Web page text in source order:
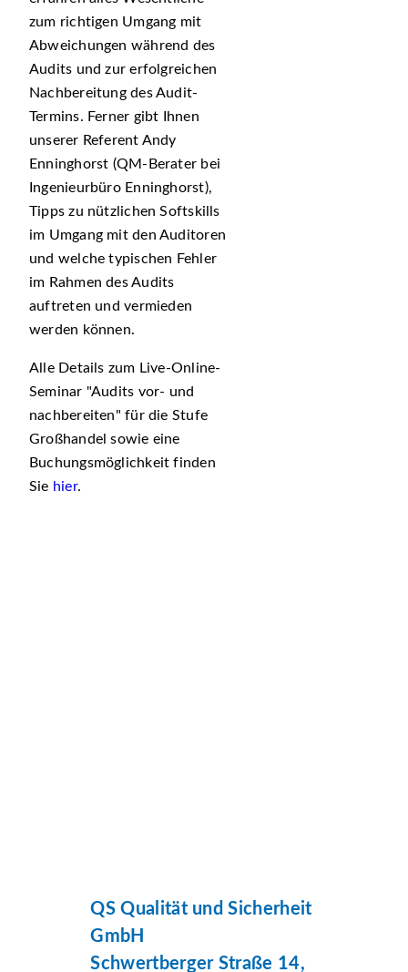
zum richtigen Umgang mit
Abweichungen während des
Audits und zur erfolgreichen
Nachbereitung des Audit-
Termins. Ferner gibt Ihnen
unserer Referent Andy
Enninghorst (QM-Berater bei
Ingenieurbüro Enninghorst),
Tipps zu nützlichen Softskills
im Umgang mit den Auditoren
und welche typischen Fehler
im Rahmen des Audits
auftreten und vermieden
werden können.
Alle Details zum Live-Online-
Seminar
Audits vor- und
nachbereiten
für die Stufe
Großhandel sowie eine
Buchungsmöglichkeit finden
Sie hier.
QS Qualität und Sicherheit
GmbH
Schwertberger Straße 14,